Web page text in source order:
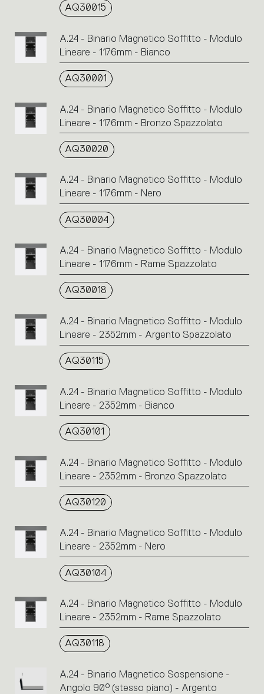
AQ30015
A.24 - Binario Magnetico Soffitto - Modulo
Lineare - 1176mm - Bianco
AQ30001
A.24 - Binario Magnetico Soffitto - Modulo
Lineare - 1176mm - Bronzo Spazzolato
AQ30020
A.24 - Binario Magnetico Soffitto - Modulo
Lineare - 1176mm - Nero
AQ30004
A.24 - Binario Magnetico Soffitto - Modulo
Lineare - 1176mm - Rame Spazzolato
AQ30018
A.24 - Binario Magnetico Soffitto - Modulo
Lineare - 2352mm - Argento Spazzolato
AQ30115
A.24 - Binario Magnetico Soffitto - Modulo
Lineare - 2352mm - Bianco
AQ30101
A.24 - Binario Magnetico Soffitto - Modulo
Lineare - 2352mm - Bronzo Spazzolato
AQ30120
A.24 - Binario Magnetico Soffitto - Modulo
Lineare - 2352mm - Nero
AQ30104
A.24 - Binario Magnetico Soffitto - Modulo
Lineare - 2352mm - Rame Spazzolato
AQ30118
A.24 - Binario Magnetico Sospensione -
Angolo 90° (stesso piano) - Argento